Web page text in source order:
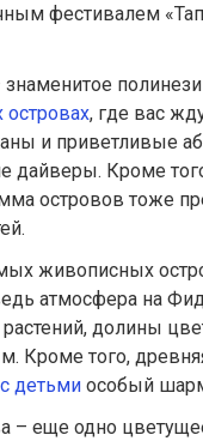
фестивалем
знаменитое
островах, где вас
и приветливые
дайверы. Кроме
островов тоже
живописных
атмосфера на
долины
Кроме того,
с детьми особый
еще одно